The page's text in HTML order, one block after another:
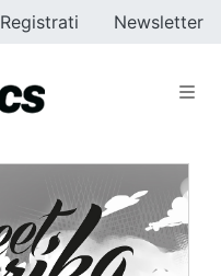
Registrati Newsletter